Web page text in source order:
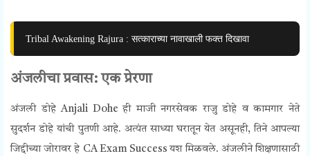
Tribal Awakening Rajura : सत्काराच्या नावाखाली फक्त दिखावा
अंजलीचा प्रवास: एक प्रेरणा
अंजली डोहे Anjali Dohe ही माजी नगरसेवक राजु डोहे व कामगार नेते
सुदर्शन डोहे यांची पुतणी आहे. अत्यंत साध्या घरातून येत असूनही, तिने आपल्या
जिद्दीच्या जोरावर हे CA Exam Success यश मिळवले. अंजलीने शिक्षणासाठी